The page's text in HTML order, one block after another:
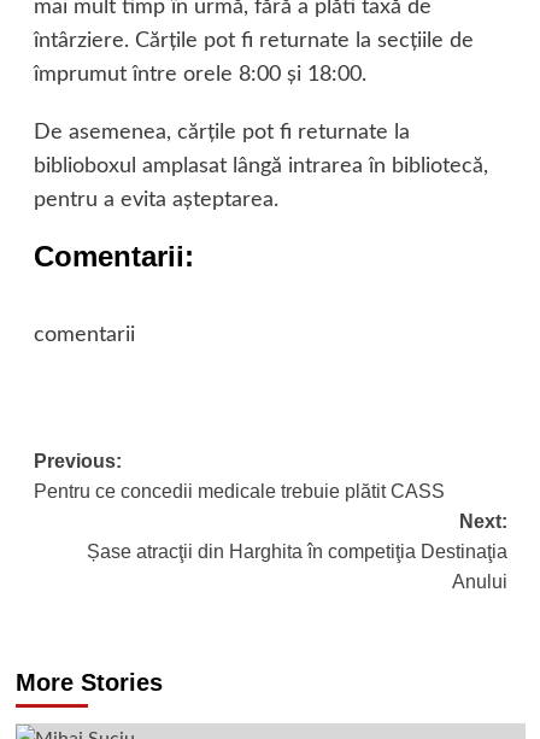
mai mult timp în urmă, fără a plăti taxă de
întârziere. Cărțile pot fi returnate la secțiile de
împrumut între orele 8:00 și 18:00.
De asemenea, cărțile pot fi returnate la
biblioboxul amplasat lângă intrarea în bibliotecă,
pentru a evita așteptarea.
Comentarii:
comentarii
Post
navigation
Previous:
Pentru ce concedii medicale trebuie plătit CASS
Next:
Șase atracţii din Harghita în competiţia Destinaţia
Anului
More Stories